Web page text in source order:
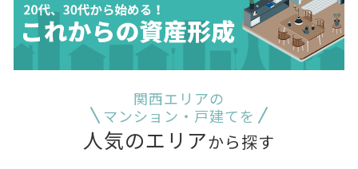
関西エリアの
マンション・戸建てを
人気のエリアから探す